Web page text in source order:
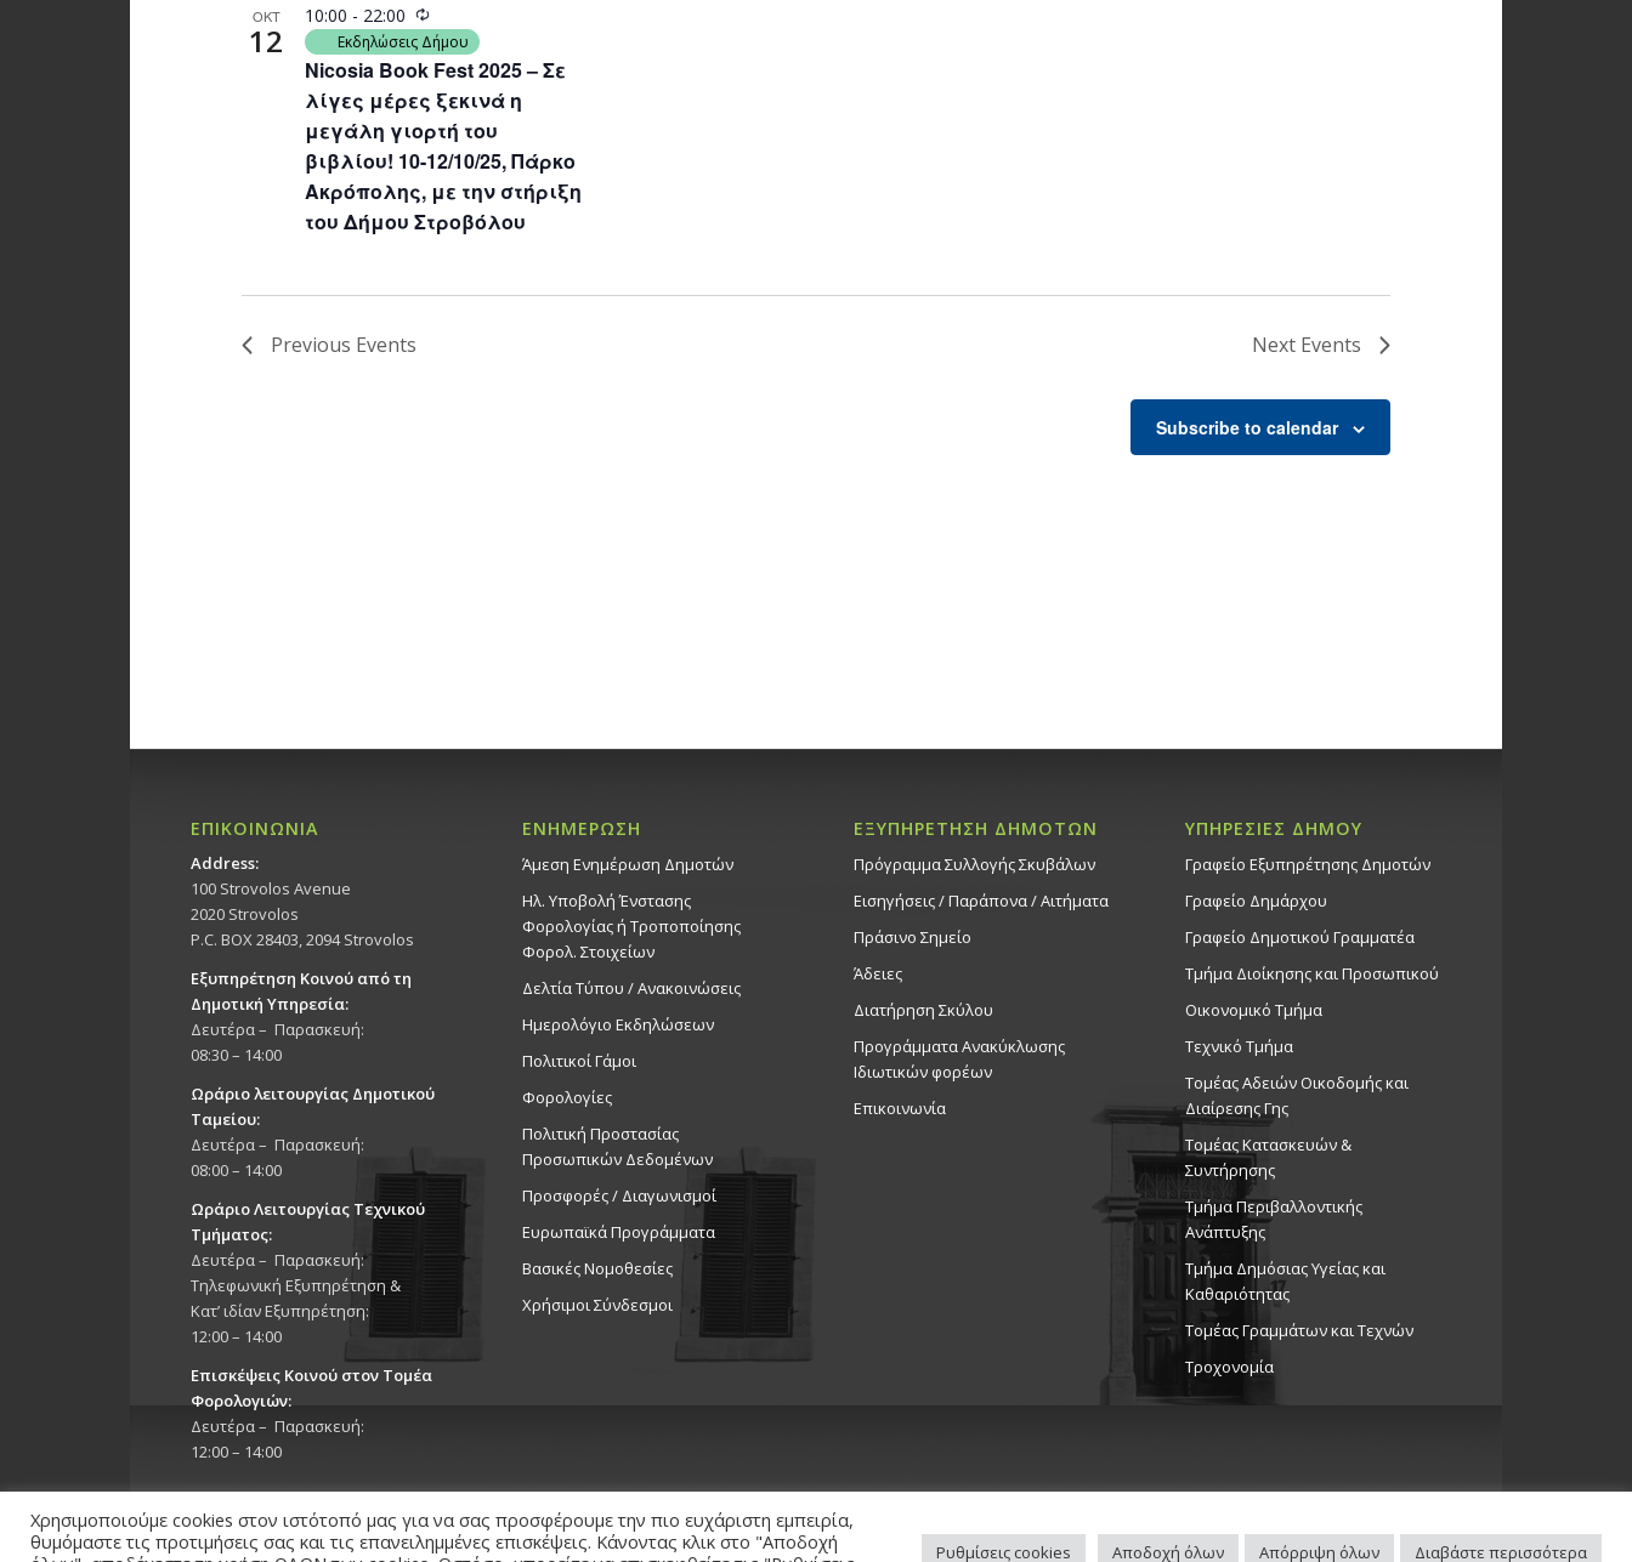
ΟΚΤ
12
Nicosia Book Fest 2025 – Σε
λίγες μέρες ξεκινά η
μεγάλη γιορτή του
βιβλίου! 10-12/10/25, Πάρκο
Ακρόπολης, με την στήριξη
του Δήμου Στροβόλου
10:00 - 22:00 Recurring
Εκδηλώσεις Δήμου
Previous Events Next Events
Subscribe to calendar
ΕΠΙΚΟΙΝΩΝΙΑ
Address:
100 Strovolos Avenue
2020 Strovolos
P.C. BOX 28403, 2094 Strovolos
Εξυπηρέτηση Κοινού από τη
Δημοτική Υπηρεσία:
Δευτέρα – Παρασκευή:
08:30 – 14:00
Ωράριο λειτουργίας Δημοτικού
Ταμείου:
Δευτέρα – Παρασκευή:
08:00 – 14:00
Ωράριο Λειτουργίας Τεχνικού
Τμήματος:
Δευτέρα – Παρασκευή:
Τηλεφωνική Εξυπηρέτηση &
Κατ’ ιδίαν Εξυπηρέτηση:
12:00 – 14:00
Επισκέψεις Κοινού στον Τομέα
Φορολογιών:
Δευτέρα – Παρασκευή:
12:00 – 14:00
ΕΝΗΜΕΡΩΣΗ
Άμεση Ενημέρωση Δημοτών
Ηλ. Υποβολή Ένστασης
Φορολογίας ή Τροποποίησης
Φορολ. Στοιχείων
Δελτία Τύπου / Ανακοινώσεις
Ημερολόγιο Εκδηλώσεων
Πολιτικοί Γάμοι
Φορολογίες
Πολιτική Προστασίας
Προσωπικών Δεδομένων
Προσφορές / Διαγωνισμοί
Ευρωπαϊκά Προγράμματα
Βασικές Νομοθεσίες
Χρήσιμοι Σύνδεσμοι
ΕΞΥΠΗΡΕΤΗΣΗ ΔΗΜΟΤΩΝ
Πρόγραμμα Συλλογής Σκυβάλων
Εισηγήσεις / Παράπονα / Αιτήματα
Πράσινο Σημείο
Άδειες
Διατήρηση Σκύλου
Προγράμματα Ανακύκλωσης
Ιδιωτικών φορέων
Επικοινωνία
ΥΠΗΡΕΣΙΕΣ ΔΗΜΟΥ
Γραφείο Εξυπηρέτησης Δημοτών
Γραφείο Δημάρχου
Γραφείο Δημοτικού Γραμματέα
Τμήμα Διοίκησης και Προσωπικού
Οικονομικό Τμήμα
Τεχνικό Τμήμα
Τομέας Αδειών Οικοδομής και
Διαίρεσης Γης
Τομέας Κατασκευών &
Συντήρησης
Τμήμα Περιβαλλοντικής
Ανάπτυξης
Tμήμα Δημόσιας Υγείας και
Καθαριότητας
Τομέας Γραμμάτων και Τεχνών
Τροχονομία
Χρησιμοποιούμε cookies στον ιστότοπό μας για να σας προσφέρουμε την πιο ευχάριστη εμπειρία,
θυμόμαστε τις προτιμήσεις σας και τις επανειλημμένες επισκέψεις. Κάνοντας κλικ στο "Αποδοχή
Ρυθμίσεις cookies Αποδοχή όλων Απόρριψη όλων Διαβάστε περισσότερα